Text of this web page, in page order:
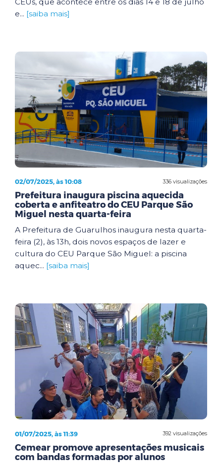
e... [saiba mais]
336 visualizações
02/07/2025, às 10:08
Prefeitura inaugura piscina aquecida
coberta e anfiteatro do CEU Parque São
Miguel nesta quarta-feira
A Prefeitura de Guarulhos inaugura nesta quarta-
feira (2), às 13h, dois novos espaços de lazer e
cultura do CEU Parque São Miguel: a piscina
aquec... [saiba mais]
392 visualizações
01/07/2025, às 11:39
Cemear promove apresentações musicais
com bandas formadas por alunos